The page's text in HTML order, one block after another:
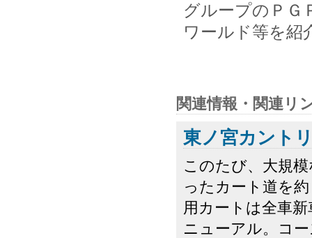
グループのＰＧ
ワールド等を紹
関連情報・関連リ
東ノ宮カント
このたび、大規
ったカート道を
用カートは全車
ニューアル。コ